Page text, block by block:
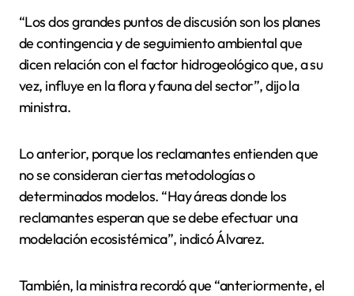
“Los dos grandes puntos de discusión son los planes
de contingencia y de seguimiento ambiental que
dicen relación con el factor hidrogeológico que, a su
vez, influye en la flora y fauna del sector”, dijo la
ministra.
Lo anterior, porque los reclamantes entienden que
no se consideran ciertas metodologías o
determinados modelos. “Hay áreas donde los
reclamantes esperan que se debe efectuar una
modelación ecosistémica”, indicó Álvarez.
También, la ministra recordó que “anteriormente, el